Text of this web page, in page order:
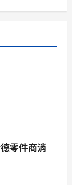
零件商消